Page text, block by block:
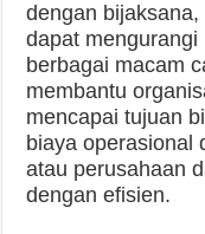
dengan
dapat
berbagai macam
membantu
mencapai tujuan
biaya operasional
atau perusahaan
dengan efisien.